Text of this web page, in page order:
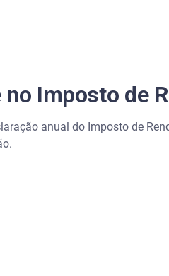
Imposto de
anual do Imposto de